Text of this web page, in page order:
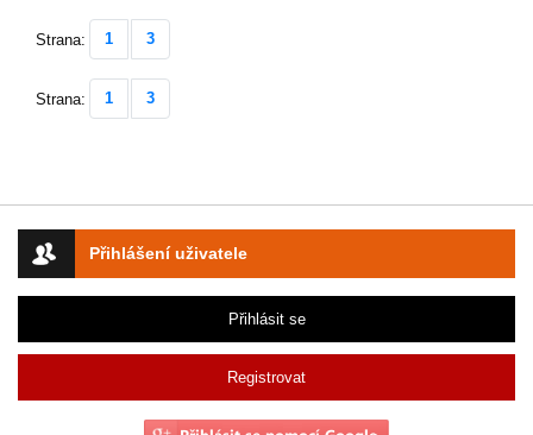
Přihlášení uživatele
Přihlásit se
Registrovat
Strana: 1 3
Strana: 1 3